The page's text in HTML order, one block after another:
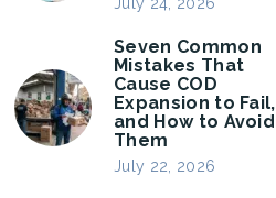
Seven Common
Mistakes That
Cause COD
Expansion to Fail,
and How to Avoid
Them
July 22, 2026